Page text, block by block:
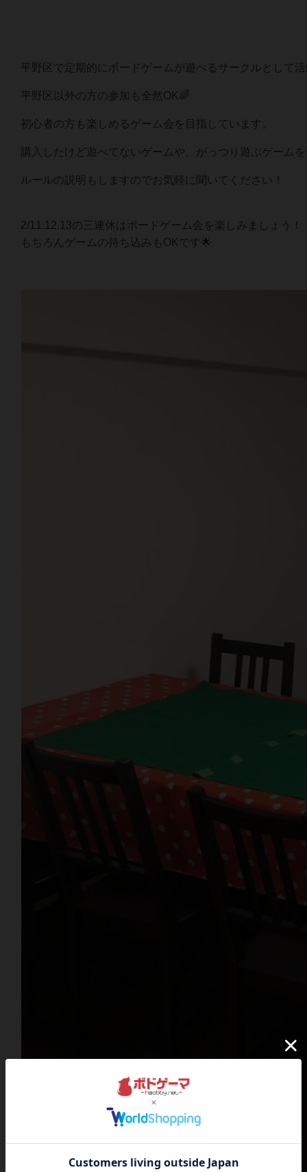
平野区で定期的にボードゲームが遊べるサークルとして
平野区以外の方の参加も全然OK🌈
初心者の方も楽しめるゲーム会を目指しています。
購入したけど遊べてないゲームや、がっつり遊ぶゲーム
ルールの説明もしますのでお気軽に聞いてください！
2/11.12.13の三連休はボードゲーム会を楽しみましょう！
もちろんゲームの持ち込みもOKです🌟